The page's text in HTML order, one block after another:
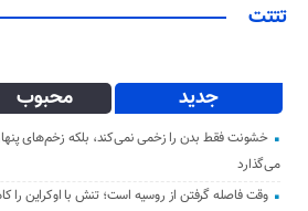
تتتت
جدید محبوب
خشونت فقط بدن را زخمی نمی‌کند، بلکه زخم‌های
می‌گذارد
وقت فاصله گرفتن از روسیه است؛ تنش با اوکراین را